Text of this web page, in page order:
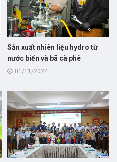
Sản xuất nhiên liệu hydro từ
nước biển và bã cà phê
01/11/2024